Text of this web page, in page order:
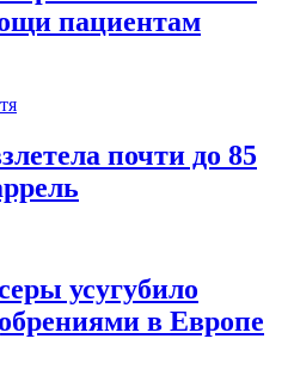
пациентам
почти до 85
усугубило
в Европе